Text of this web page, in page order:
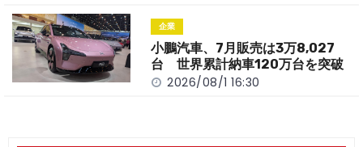
企業
小鵬汽車、7月販売は3万8,027
台 世界累計納車120万台を突破
2026/08/1 16:30